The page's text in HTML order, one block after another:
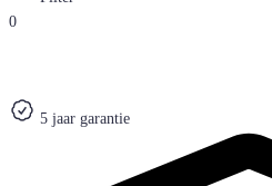
0
5 jaar garantie